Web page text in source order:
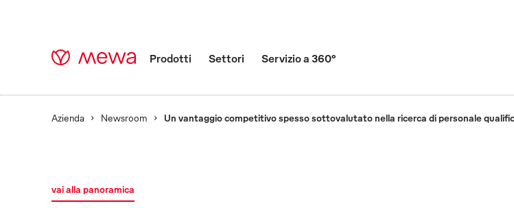
Prodotti Settori Servizio a 360°
Azienda Newsroom Un vantaggio competitivo spesso sottovalutato nella ricerca di personale
vai alla panoramica